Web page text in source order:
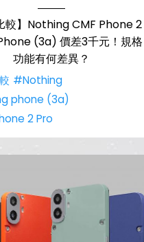
較】Nothing CMF Phone 2
(3a) 價差3千元！規格
功能有何差異？
#Nothing
phone (3a)
2 Pro